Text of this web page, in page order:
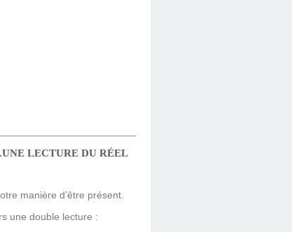
LECTURE DU RÉEL
manière d’être présent.
une double lecture :